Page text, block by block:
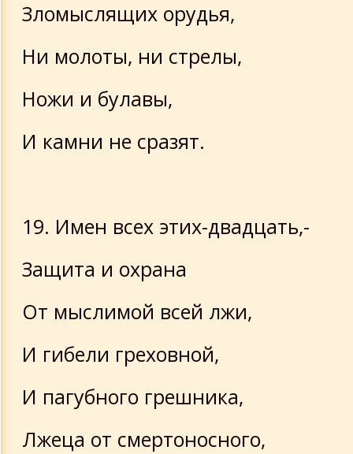
Зломыслящих орудья,
Ни молоты, ни стрелы,
Ножи и булавы,
И камни не сразят.
19. Имен всех этих-двадцать,-
Защита и охрана
От мыслимой всей лжи,
И гибели греховной,
И пагубного грешника,
Лжеца от смертоносного,